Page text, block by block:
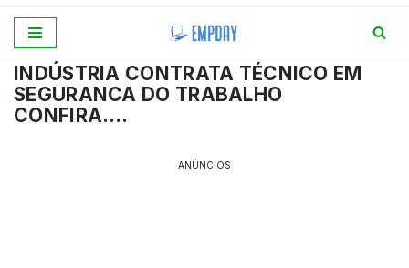
para
o
conteúdo
INDÚSTRIA CONTRATA TÉCNICO EM
SEGURANCA DO TRABALHO
CONFIRA….
ANÚNCIOS